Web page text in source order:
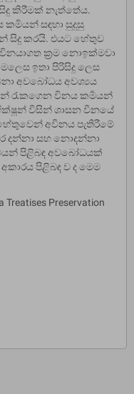
කිරීමක් නැත්තේය.
සඳහා සුදුසු
සිදු කරයි. එයට හේතුව
ක්‍රම නොඉක්මවා
ඉතා පිරිසිදු ලෙස
අවබෝධය අවශ්‍යය
රැකගෙන විනය කර්‍මයන්
විසින් ශාසන විනයේ
අවිනය පැතිරීමේ
දන්නා සහ නොදන්නා
පිළිබඳ අවබෝධයක්
පිළිබඳ ව ද මෙම
Treatises Preservation